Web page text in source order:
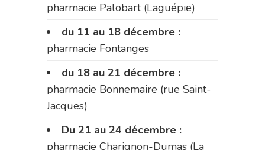
pharmacie Palobart (Laguépie)
du 11 au 18 décembre :
pharmacie Fontanges
du 18 au 21 décembre :
pharmacie Bonnemaire (rue Saint-
Jacques)
Du 21 au 24 décembre :
pharmacie Charignon-Dumas (La